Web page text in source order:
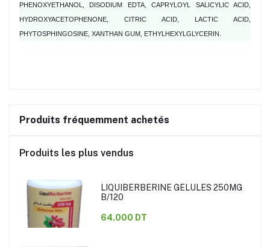
PHENOXYETHANOL, DISODIUM EDTA, CAPRYLOYL SALICYLIC ACID,
HYDROXYACETOPHENONE, CITRIC ACID, LACTIC ACID,
PHYTOSPHINGOSINE, XANTHAN GUM, ETHYLHEXYLGLYCERIN.
Produits fréquemment achetés
Produits les plus vendus
LIQUIBERBERINE GELULES 250MG
B/120
64.000 DT